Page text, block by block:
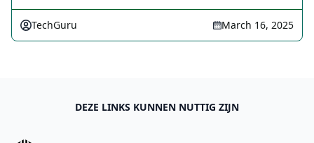
TechGuru March 16, 2025
DEZE LINKS KUNNEN NUTTIG ZIJN